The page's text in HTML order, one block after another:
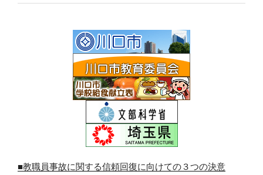
■教職員事故に関する信頼回復に向けての３つの決意